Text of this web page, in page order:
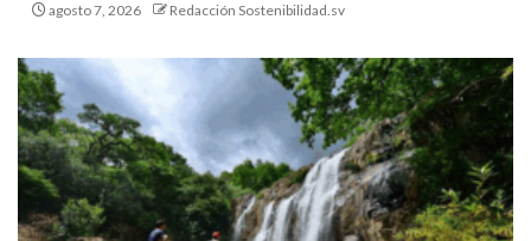
agosto 7, 2026 Redacción Sostenibilidad.sv